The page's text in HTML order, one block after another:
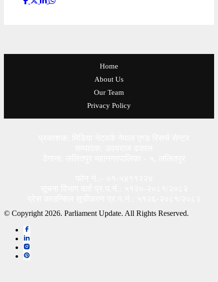
Home
About Us
Our Team
Privacy Policy
© Copyright 2026. Parliament Update. All Rights Reserved.